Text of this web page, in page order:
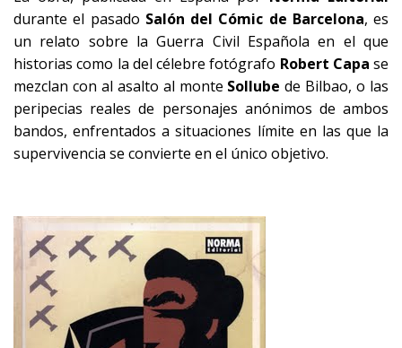
durante el pasado Salón del Cómic de Barcelona, es
un relato sobre la Guerra Civil Española en el que
historias como la del célebre fotógrafo Robert Capa se
mezclan con al asalto al monte Sollube de Bilbao, o las
peripecias reales de personajes anónimos de ambos
bandos, enfrentados a situaciones límite en las que la
supervivencia se convierte en el único objetivo.